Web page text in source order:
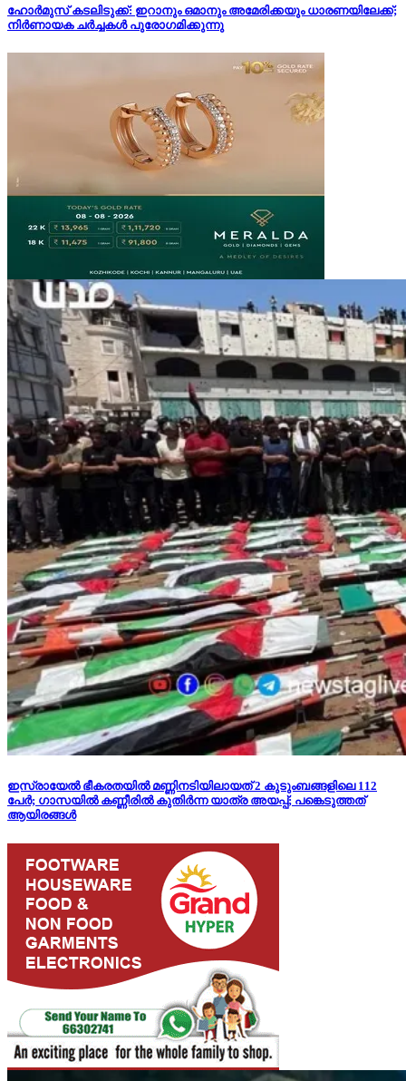
ഹോര്‍മുസ് കടലിടുക്ക്: ഇറാനും ഒമാനും അമേരിക്കയും ധാരണയിലേക്ക്;
നിര്‍ണായക ചര്‍ച്ചകള്‍ പുരോഗമിക്കുന്നു
ഇസ്രായേല്‍ ഭീകരതയില്‍ മണ്ണിനടിയിലായത് 2 കുടുംബങ്ങളിലെ 112
പേര്‍; ഗാസയില്‍ കണ്ണീരില്‍ കുതിര്‍ന്ന യാത്ര അയപ്പ്; പങ്കെടുത്തത്
ആയിരങ്ങള്‍